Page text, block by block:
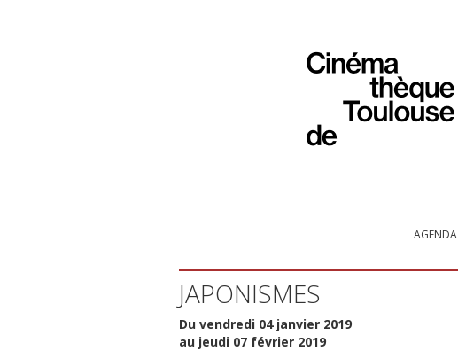
AGENDA
JAPONISMES
Du vendredi 04 janvier 2019
au jeudi 07 février 2019